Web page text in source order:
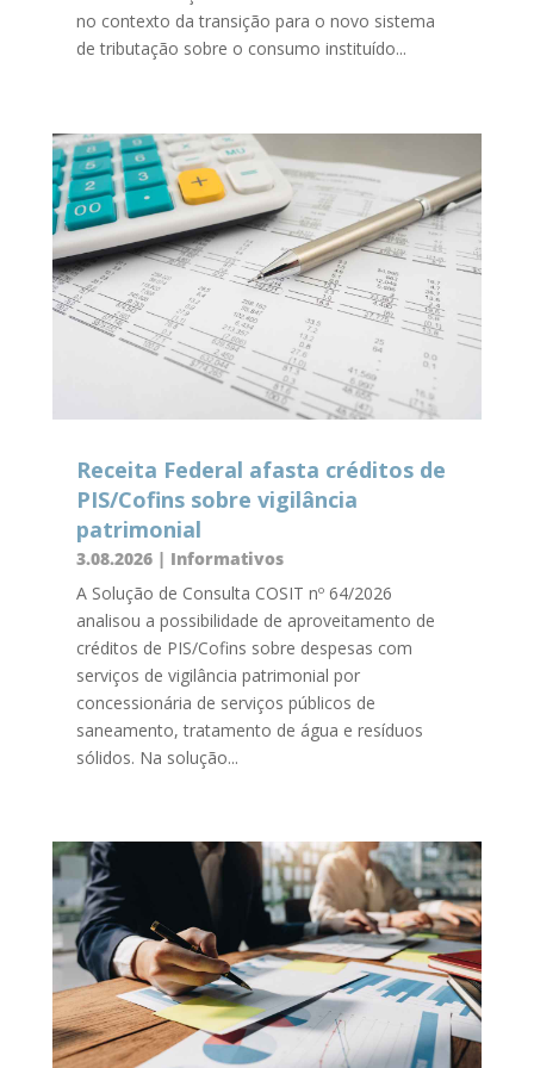
no contexto da transição para o novo sistema
de tributação sobre o consumo instituído...
Receita Federal afasta créditos de
PIS/Cofins sobre vigilância
patrimonial
3.08.2026| Informativos
A Solução de Consulta COSIT nº 64/2026
analisou a possibilidade de aproveitamento de
créditos de PIS/Cofins sobre despesas com
serviços de vigilância patrimonial por
concessionária de serviços públicos de
saneamento, tratamento de água e resíduos
sólidos. Na solução...